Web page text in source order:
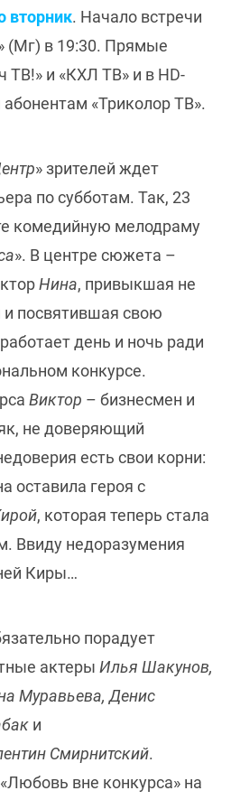
вторник. Начало встречи
(Мг) в 19:30. Прямые
ТВ!» и «КХЛ ТВ» и в HD-
«Триколор ТВ».
» зрителей ждет
по субботам. Так, 23
комедийную мелодраму
». В центре сюжета –
Нина, привыкшая не
посвятившая свою
день и ночь ради
конкурсе.
Виктор – бизнесмен и
не доверяющий
есть свои корни:
оставила героя с
, которая теперь стала
Ввиду недоразумения
Киры…
порадует
актеры Илья Шакунов,
Муравьева, Денис
и
Смирнитский.
вне конкурса» на